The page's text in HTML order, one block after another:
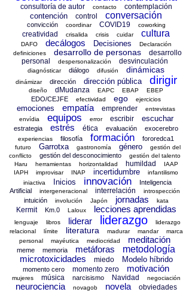
consultoría de autor contacto contemplación
contención control conversación
convicción coordinar COVID19 coworking
creatividad crisalida crisis cuidar cultura
DAFO decálogos Decisiones
Declaración
definiciones
desarrollo de personas
desarrollo
personal
despersonalización desvinculación
diagnósticar diálogo difusión dinámicas
dinámizar dirección dirección pública dirigir
diseño dMudanza EAPC EBAP EBEP
EDO/CEJFE efectividad ego ejercicios
emociones empatía emprender
entrevistas
envídia
equipos error escribir escuchar
estrategia estrés ética evaluación exocerebro
experiencias filosofía formación fororedca1
futuro Garrotxa gastronomía género
gestión del
conflicto
gestión del desconocimiento
gestión del talento
Haru
herramientas horizontalidad humildad
IAAP
IAPH
improvisar INAP incertidumbre
infantilismo
iniactiva
Inicios innovación
Inteligencia
Artificial
intergeneracional interrelación introspección
intuición involución Japón jornadas kata
Kermit Km.0 Laloux lecciones aprendidas
lenguaje libros liderar liderazgo
liderazgo
relacional
límite literatura madurar mandar
marca
personal
mayéutica mediocridad meditación
meme memoria metáforas
metodología
microtoxicidades
miedo Modelo híbrido
momento cero momento zero motivación
mujeres música narcisismo Navidad negociación
neurociencia novagob novela obviedades